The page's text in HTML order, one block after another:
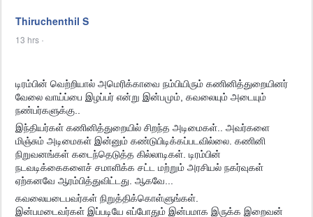
Thiruchenthil S
13 hrs ·
டிரம்பின் வெற்றியால் அமெரிக்காவை நம்பியிரும் கணினித்துறையினர்
வேலை வாய்ப்பை இழப்பர் என்று இன்பமும், கவலையும் அடையும்
நண்பர்களுக்கு..
இந்தியர்கள் கணினித்துறையில் சிறந்த அடிமைகள்.. அவர்களை
மிஞ்சும் அடிமைகள் இன்னும் கண்டுபிடிக்கப்படவில்லை. கணினி
நிறுவனங்கள் கடைந்தெடுத்த கில்லாடிகள். டிரம்பின்
நடவடிக்கைகளைச் சமாளிக்க சட்ட மற்றும் அரசியல் நகர்வுகள்
ஏற்கனவே ஆரம்பித்துவிட்டது. ஆகவே...
கவலையடைபவர்கள் நிறுத்திக்கொள்ளுங்கள்.
இன்பமடைவர்கள் இப்படியே எப்போதும் இன்பமாக இருக்க இறைவன்